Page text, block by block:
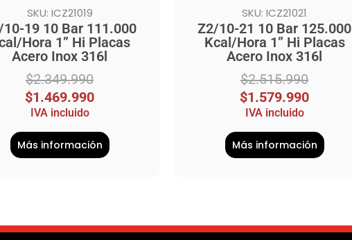
SKU: ICZ21019
19 10 Bar 111.000
Hora 1” Hi Placas
Acero Inox 316l
$2.349.990
$1.469.990
IVA incluido
Más información
SKU: ICZ21021
Z2/10-21 10 Bar 125.000
Kcal/Hora 1” Hi Placas
Acero Inox 316l
$2.515.990
$1.579.990
IVA incluido
Más información